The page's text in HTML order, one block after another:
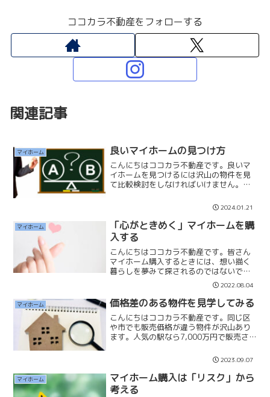
ココカラ不動産をフォローする
関連記事
マイホーム 良いマイホームの見つけ方
こんにちはココカラ不動産です。良いマ
イホームを見つけるには沢山の物件を見
て比較検討をしなければいけません。そ
「希望する予算以外も」見学して比較す
る必要があります。なぜなら「思い込
み」が一番失敗する原因になり...
2024.01.21
マイホーム
「心がときめく」マイホームを購
入する
こんにちはココカラ不動産です。皆さん
マイホーム購入するときには、想い描く
暮らしを夢みて探されるのではないでし
ょうか。✔近くに公園がある暮らしがし
たい✔犬と一緒に散歩できる街並み✔庭が
ある戸建に住みたい✔商業施設の近くに
住みたい✔都心の一等地...
2022.08.04
マイホーム 価格差のある物件を見学してみる
こんにちはココカラ不動産です。同じ区
や市でも販売価格が違う物件が沢山あり
ます。人気の駅なら7,000万円で販売さ
販売されていたりします。「この価格差
はいったい何なんだろうか？」私は、た
だの「人気投票」...
2023.09.07
マイホーム
マイホーム購入は「リスク」から
考える